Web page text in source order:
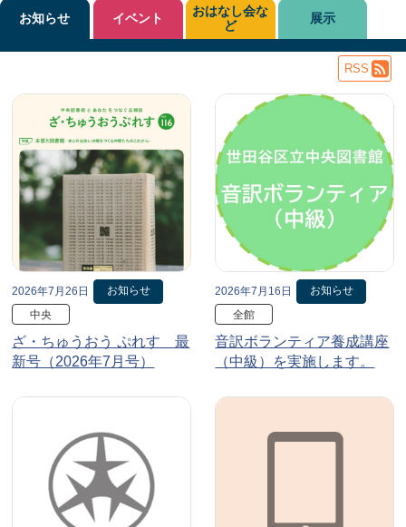
お知らせ
2026年7月26日
お知らせ
中央
ざ・ちゅうおう ぷれす 最
新号（2026年7月号）
2026年7月16日
お知らせ
全館
音訳ボランティア養成講座
（中級）を実施します。
イベント
おはなし会な
ど
展示
RSS